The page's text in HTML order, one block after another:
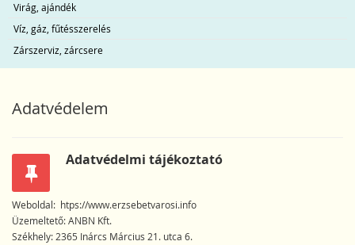
Virág, ajándék
Víz, gáz, fűtésszerelés
Zárszerviz, zárcsere
Adatvédelem
Adatvédelmi tájékoztató
Weboldal: htps://www.erzsebetvarosi.info
Üzemeltető: ANBN Kft.
Székhely: 2365 Inárcs Március 21. utca 6.